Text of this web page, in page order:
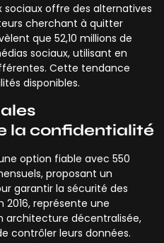
sociaux offre des alternatives
cherchant à quitter
que 52,10 millions de
sociaux, utilisant en
Cette tendance
disponibles.
la confidentialité
option fiable avec 550
proposant un
garantir la sécurité des
représente une
architecture décentralisée,
contrôler leurs données.